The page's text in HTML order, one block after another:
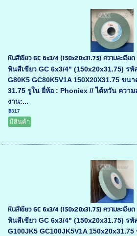
หินสีเขียว GC 6x3/4 (150x20x31.75) ความละเอีย
หินสีเขียว GC 6x3/4" (150x20x31.75) ร
G80K5 GC80K5V1A 150X20X31.75 ขน
31.75 รูใน ยี่ห้อ : Phoniex // ไต้หวัน ความ
งาน:...
฿317
มีสินค้า
หินสีเขียว GC 6x3/4 (150x20x31.75) ความละเอีย
หินสีเขียว GC 6x3/4" (150x20x31.75) ร
G100JK5 GC100JK5V1A